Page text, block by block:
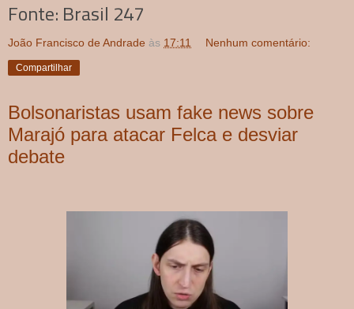
Fonte: Brasil 247
João Francisco de Andrade às 17:11 Nenhum comentário:
Compartilhar
Bolsonaristas usam fake news sobre
Marajó para atacar Felca e desviar
debate